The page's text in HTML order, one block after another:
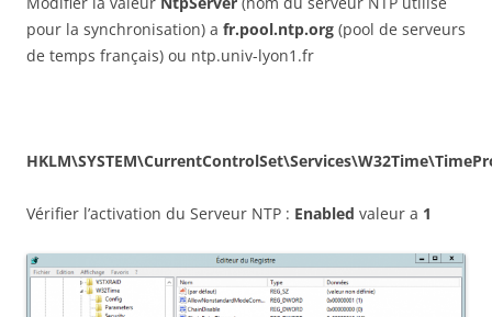
pour la synchronisation) a fr.pool.ntp.org (pool de serveurs
de temps français) ou ntp.univ-lyon1.fr
Vérifier l’activation du Serveur NTP : Enabled valeur a 1